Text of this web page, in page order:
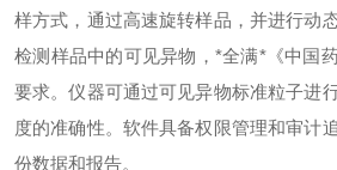
样方式，通过高速旋转样品，并进行动
检测样品中的可见异物，*全满*《中国
要求。仪器可通过可见异物标准粒子进
度的准确性。软件具备权限管理和审计
份数据和报告。